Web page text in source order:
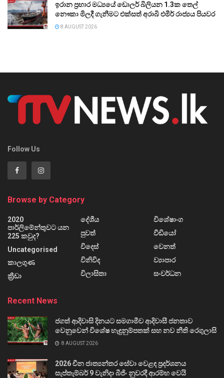
ඉරාන ප්‍රහාර මධ්‍යයේ ඩොලර් බිලියන 1.3ක තෙල්
නෞකා මිලදී ගැනීමට එක්සත් අරාබි එමීර් රාජ්‍යය පියවර
8 AUGUST 2026
Follow Us
Browse by Category
2020
පාර්ලිමේන්තුවට යන
225 කවුද?
Uncategorised
කාලගුණ
ක්‍රීඩා
දේශීය
පුවත්
විදෙස්
විනිවිද
විලාසිතා
විශේෂාංග
වීඩියෝ
වෙනත්
ව්‍යාපාර
සංවර්ධන
Recent News
ජගත් ආදිවාසි දිනයට සමගාමීව ආදිවාසී ජනතාව
වෙනුවෙන් විශේෂ හැඳුනුම්පතක් සහ නව නීති රෙගුලාසි
8 AUGUST 2026
2026 චීන ජාත්‍යන්තර සේවා වෙළඳ ප්‍රදර්ශනය
සැප්තැම්බර් 9 වැනිදා බීජිං නුවරදී ආරම්භ වෙයි